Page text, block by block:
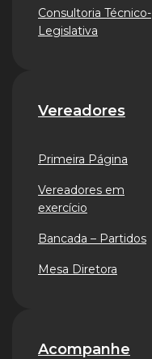
Consultoria Técnico-
Legislativa
Vereadores
Primeira Página
Vereadores em
exercício
Bancada – Partidos
Mesa Diretora
Acompanhe